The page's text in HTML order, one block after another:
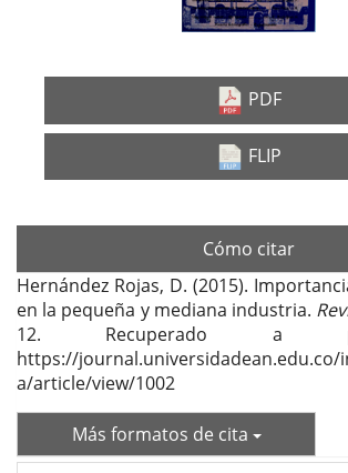
PDF
FLIP
Cómo citar
Hernández Rojas, D. (2015).
en la pequeña y mediana industria.
12. Recuperado a
https://journal.universidadean.edu.co/
a/article/view/1002
Más formatos de cita